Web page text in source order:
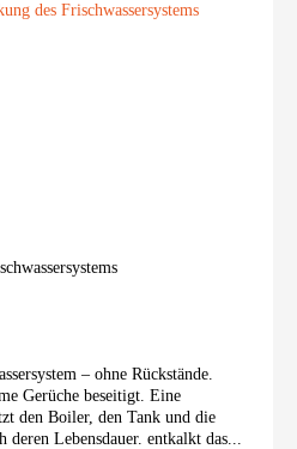
– ohne Rückstände.
Gerüche beseitigt. Eine
den Boiler, den Tank und die
deren Lebensdauer. entkalkt das...